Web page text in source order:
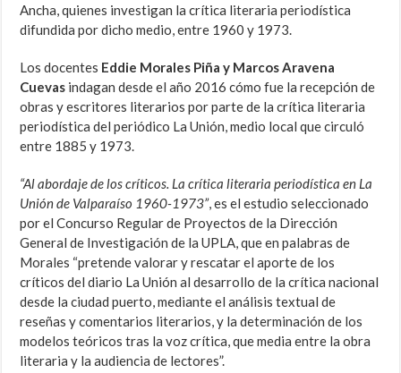
Ancha, quienes investigan la crítica literaria periodística
difundida por dicho medio, entre 1960 y 1973.
Los docentes Eddie Morales Piña y Marcos Aravena
Cuevas indagan desde el año 2016 cómo fue la recepción de
obras y escritores literarios por parte de la crítica literaria
periodística del periódico La Unión, medio local que circuló
entre 1885 y 1973.
“Al abordaje de los críticos. La crítica literaria periodística en La
Unión de Valparaíso 1960-1973”, es el estudio seleccionado
por el Concurso Regular de Proyectos de la Dirección
General de Investigación de la UPLA, que en palabras de
Morales “pretende valorar y rescatar el aporte de los
críticos del diario La Unión al desarrollo de la crítica nacional
desde la ciudad puerto, mediante el análisis textual de
reseñas y comentarios literarios, y la determinación de los
modelos teóricos tras la voz crítica, que media entre la obra
literaria y la audiencia de lectores”.